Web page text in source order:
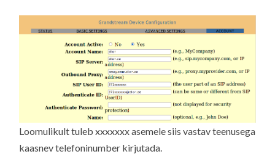
Loomulikult tuleb xxxxxxx asemele siis vastav teenusega
kaasnev telefoninumber kirjutada.